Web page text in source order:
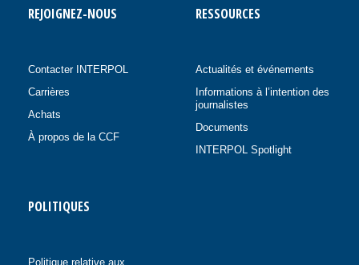
REJOIGNEZ-NOUS
Contacter INTERPOL
Carrières
Achats
À propos de la CCF
RESSOURCES
Actualités et événements
Informations à l’intention des
journalistes
Documents
INTERPOL Spotlight
POLITIQUES
Politique relative aux